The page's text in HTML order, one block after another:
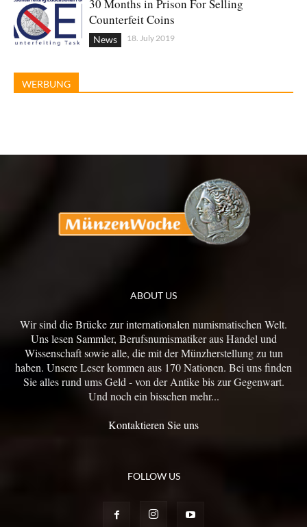
30 Months in Prison For Selling
Counterfeit Coins
News 18. July 2019
WERBUNG
ABOUT US
Wir sind die Brücke zur internationalen numismatischen Welt.
Uns lesen Sammler, Berufsnumismatiker aus Handel und
Wissenschaft sowie alle, die mit der Münzherstellung zu tun
haben. Unsere Leser kommen aus 170 Nationen. Bei uns finden
Sie alles rund ums Geld - von der Antike bis zur Gegenwart.
Und noch ein bisschen mehr...
Kontaktieren Sie uns
FOLLOW US